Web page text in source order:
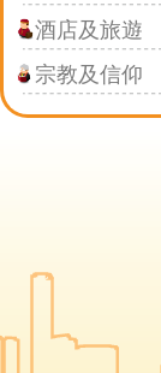
酒店及旅遊
宗教及信仰